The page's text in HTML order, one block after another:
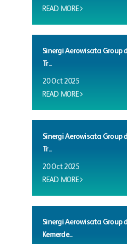
READ MORE
Sinergi Aerowisata Group
Tr...
20 Oct 2025
READ MORE
Sinergi Aerowisata Group
Tr...
20 Oct 2025
READ MORE
Sinergi Aerowisata Group
Kemerde...